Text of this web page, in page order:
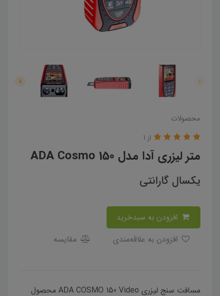
محصولات
متر لیزری آدا مدل ADA Cosmo 150
از 1
یکسال گارانتی
مقایسه
مسافت سنج لیزری ADA COSMO 150 Video محصول